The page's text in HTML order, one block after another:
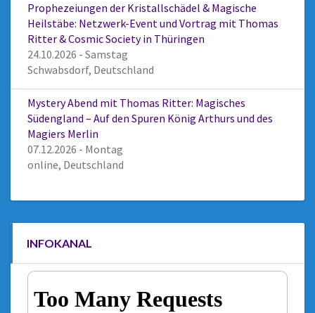
Prophezeiungen der Kristallschädel & Magische
Heilstäbe: Netzwerk-Event und Vortrag mit Thomas
Ritter & Cosmic Society in Thüringen
24.10.2026 - Samstag
Schwabsdorf, Deutschland
Mystery Abend mit Thomas Ritter: Magisches
Südengland – Auf den Spuren König Arthurs und des
Magiers Merlin
07.12.2026 - Montag
online, Deutschland
INFOKANAL